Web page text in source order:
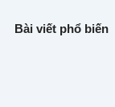
Bài viết phổ biến